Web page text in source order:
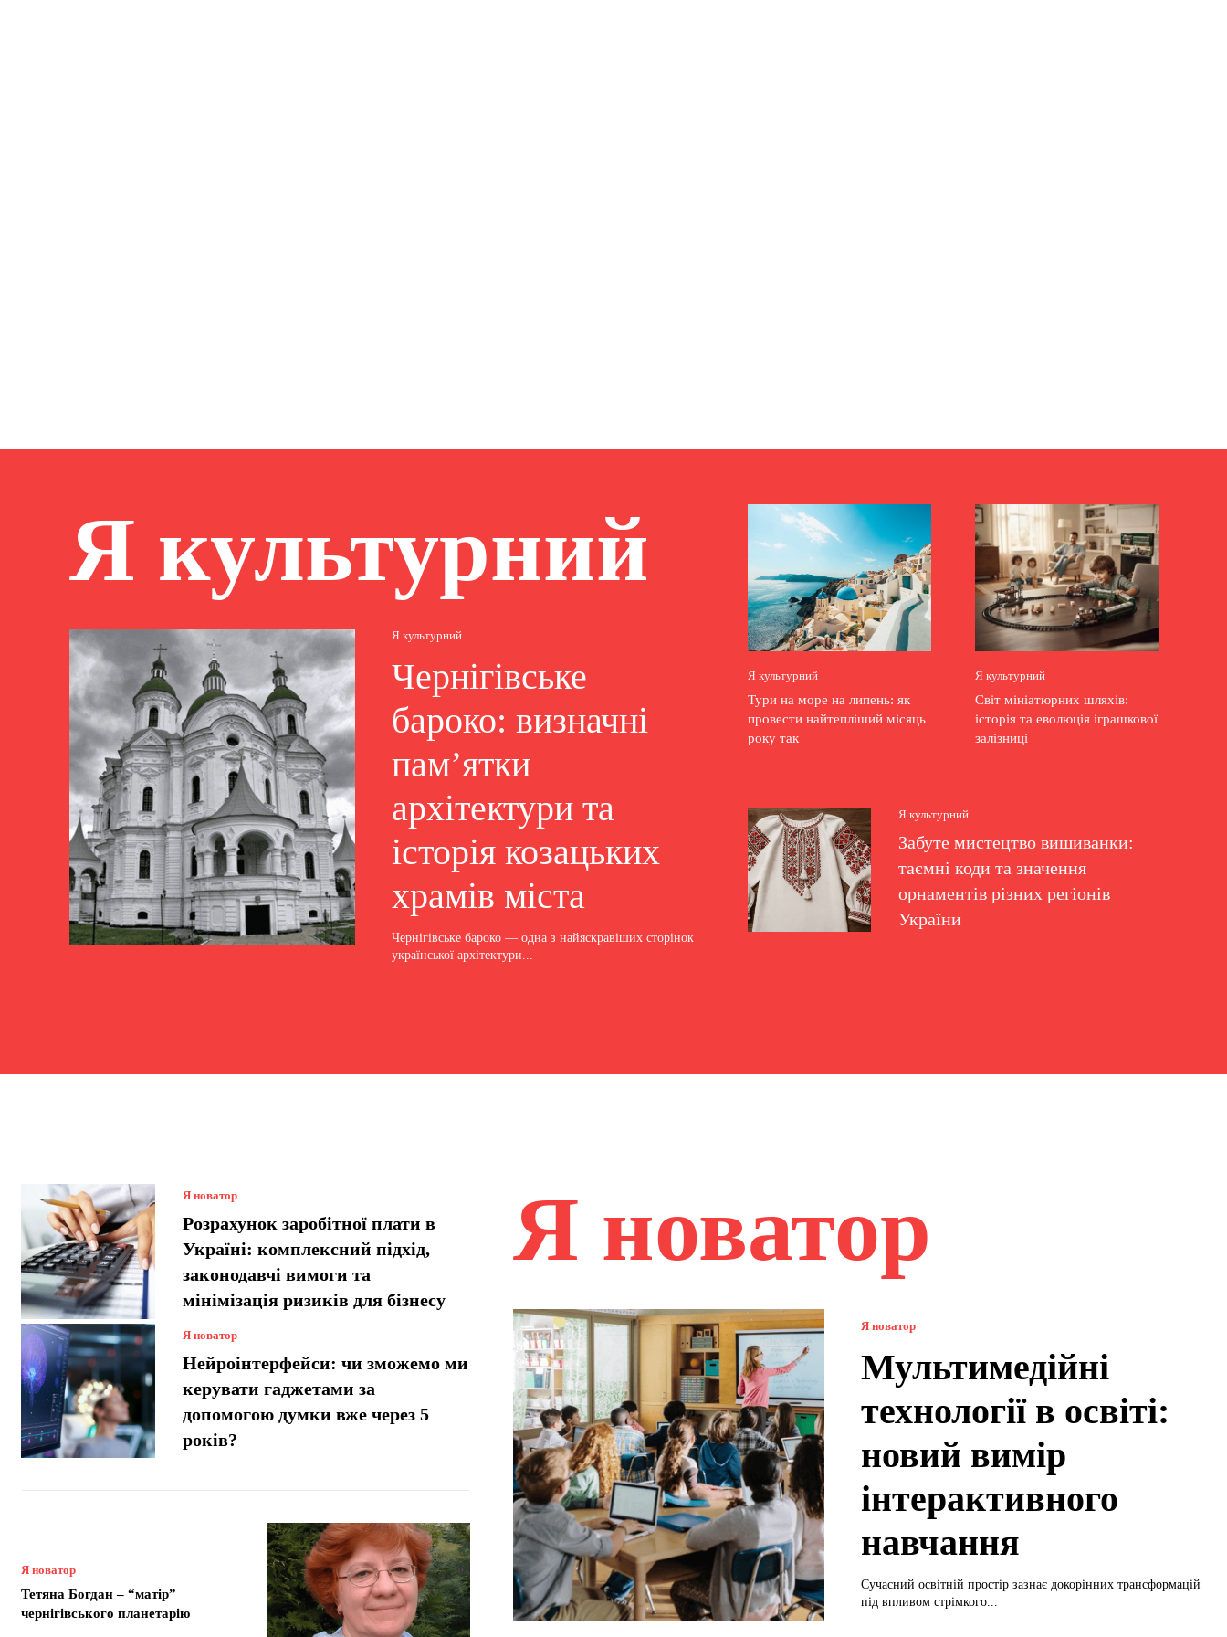
Я культурний
Я культурний
Чернігівське
бароко: визначні
пам’ятки
архітектури та
історія козацьких
храмів міста
Чернігівське бароко — одна з найяскравіших сторінок
української архітектури...
Я культурний
Тури на море на липень: як
провести найтепліший місяць
року так
Я культурний
Світ мініатюрних шляхів:
історія та еволюція іграшкової
залізниці
Я культурний
Забуте мистецтво вишиванки:
таємні коди та значення
орнаментів різних регіонів
України
Я новатор
Розрахунок заробітної плати в
Україні: комплексний підхід,
законодавчі вимоги та
мінімізація ризиків для бізнесу
Я новатор
Нейроінтерфейси: чи зможемо ми
керувати гаджетами за
допомогою думки вже через 5
років?
Я новатор
Тетяна Богдан – “матір”
чернігівського планетарію
Я новатор
Я новатор
Мультимедійні
технології в освіті:
новий вимір
інтерактивного
навчання
Сучасний освітній простір зазнає докорінних трансформацій
під впливом стрімкого...